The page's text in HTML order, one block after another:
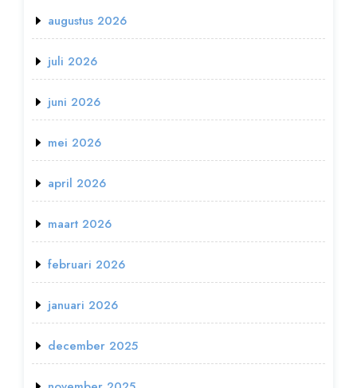
augustus 2026
juli 2026
juni 2026
mei 2026
april 2026
maart 2026
februari 2026
januari 2026
december 2025